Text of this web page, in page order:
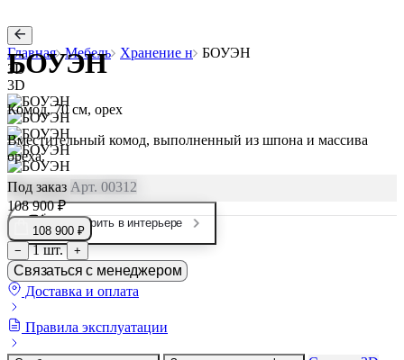
Главная Мебель Хранение н
БОУЭН
3D
3D
Примерить в интерьере
БОУЭН
Комод, 70 см, орех
Вместительный комод, выполненный из шпона и массива
ореха.
Под заказ Арт. 00312
108 900 ₽
108 900 ₽
−
1 шт. +
Связаться с менеджером
Доставка и оплата
Правила эксплуатации